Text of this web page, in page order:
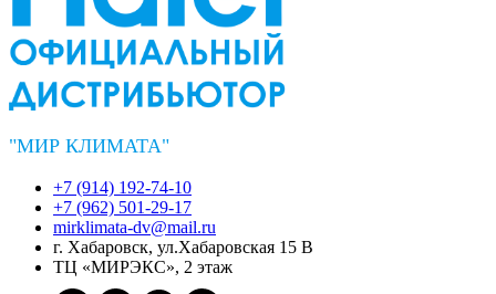
"МИР КЛИМАТА"
+7 (914) 192-74-10
+7 (962) 501-29-17
mirklimata-dv@mail.ru
г. Хабаровск, ул.Хабаровская 15 В
ТЦ «МИРЭКС», 2 этаж